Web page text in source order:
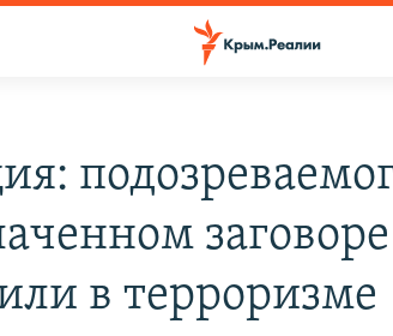
в терроризме